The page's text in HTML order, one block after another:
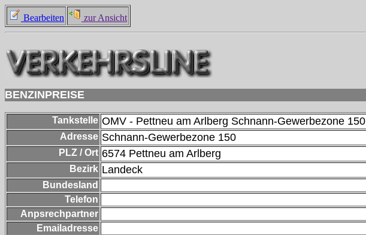
Bearbeiten zur Ansicht
BENZINPREISE
Tankstelle OMV - Pettneu am Arlberg Schnann-Gewerbezone 150
Adresse Schnann-Gewerbezone 150
PLZ / Ort 6574 Pettneu am Arlberg
Bezirk Landeck
Bundesland
Telefon
Anpsrechpartner
Emailadresse